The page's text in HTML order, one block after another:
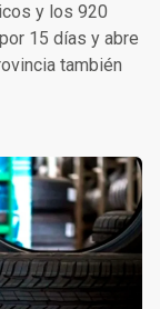
y los 920
15 días y abre
también